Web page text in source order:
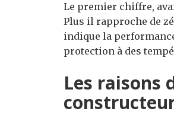
Le premier chiffre,
Plus il rapproche de
indique la
protection à des
Les raisons